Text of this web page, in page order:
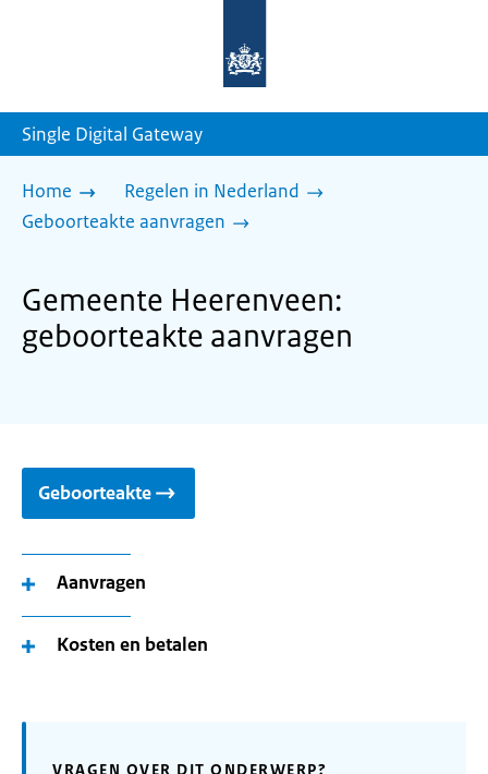
homepage
Single Digital Gateway
Home
Regelen in Nederland
Geboorteakte aanvragen
Gemeente Heerenveen:
geboorteakte aanvragen
Geboorteakte
Aanvragen
Kosten en betalen
VRAGEN OVER DIT ONDERWERP?